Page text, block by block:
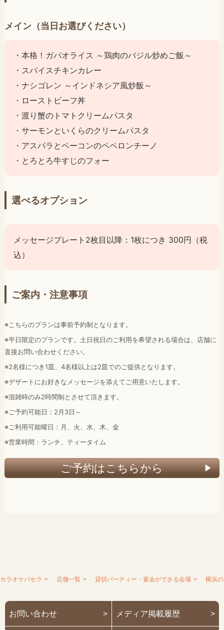
メイン（当日お選びください）
・本格！ガパオライス ～鶏肉のバジル炒めご飯～
・スパイスチキンカレー
・ナシゴレン ～インドネシア風炒飯～
・ローストビーフ丼
・渡り蟹のトマトクリームパスタ
・サーモンといくらのクリームパスタ
・アスパラとベーコンのペペロンチーノ
・とろとろ牛すじのフォー
選べるオプション
メッセージプレート2枚目以降：1枚につき 300円（税
込）
ご案内・注意事項
※こちらのプランは事前予約制となります。
※平日限定のプランです。土日祝日のご利用を希望される場合は、店舗に
直接お問い合わせください。
※2名様につき1皿、4名様以上は2皿でのご提供となります。
※デザートにお好きなメッセージを添えてご用意いたします。
※混雑時のみ2時間制とさせて頂きます。
※ご予約可能日：2月3日～
※ご利用可能曜日：月、火、水、木、金
※営業時間：ランチ、ティータイム
ご予約はこちらから
カラオケパセラ 店舗一覧 貸切パーティー・宴会ができる会場 横浜
お問い合わせ > メディア掲載履歴 >